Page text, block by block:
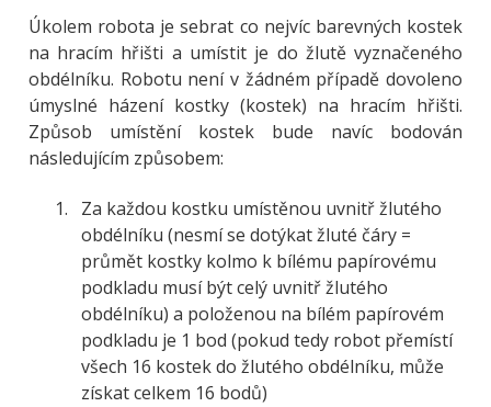
Úkolem robota je sebrat co nejvíc barevných kostek
na hracím hřišti a umístit je do žlutě vyznačeného
obdélníku. Robotu není v žádném případě dovoleno
úmyslné házení kostky (kostek) na hracím hřišti.
Způsob umístění kostek bude navíc bodován
následujícím způsobem:
Za každou kostku umístěnou uvnitř žlutého
obdélníku (nesmí se dotýkat žluté čáry =
průmět kostky kolmo k bílému papírovému
podkladu musí být celý uvnitř žlutého
obdélníku) a položenou na bílém papírovém
podkladu je 1 bod (pokud tedy robot přemístí
všech 16 kostek do žlutého obdélníku, může
získat celkem 16 bodů)